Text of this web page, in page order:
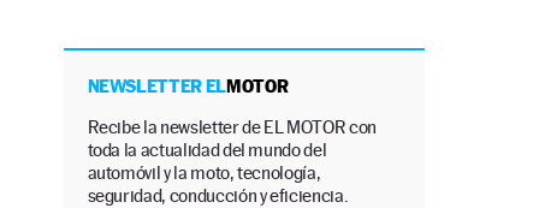
NEWSLETTER ELMOTOR
Recibe la newsletter de EL MOTOR con
toda la actualidad del mundo del
automóvil y la moto, tecnología,
seguridad, conducción y eficiencia.